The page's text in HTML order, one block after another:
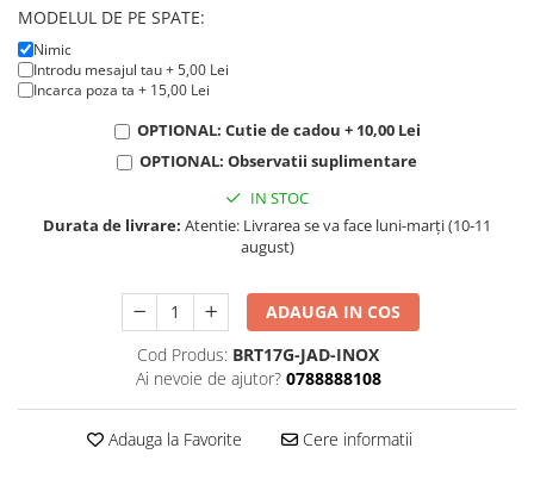
KIA
Pentru
Auto
Pentru mama
Echipe de fotbal
Brelocuri cu mesaje amuzante
Cadouri pentru parinti de Craciun
Dupa varsta
Nou nascuti
30 ani
MODELUL DE PE SPATE:
Nimic
Introdu mesajul tau + 5,00 Lei
Incarca poza ta + 15,00 Lei
OPTIONAL: Cutie de cadou + 10,00 Lei
OPTIONAL: Observatii suplimentare
IN STOC
Durata de livrare: Atentie: Livrarea se va face luni-marți (10-11
august)
ADAUGA IN COS
Cod Produs: BRT17G-JAD-INOX
Ai nevoie de ajutor? 0788888108
Adauga la Favorite Cere informatii